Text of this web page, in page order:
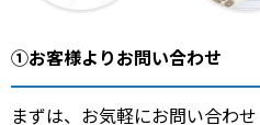
①お客様よりお問い合わせ
まずは、お気軽にお問い合わ